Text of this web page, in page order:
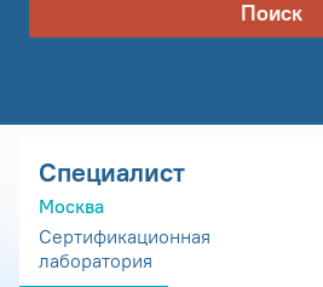
Поиск
Специалист
Москва
Сертификационная
лаборатория